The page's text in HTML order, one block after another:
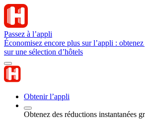
Passez à l’appli
Économisez encore plus sur l’appli :
sur une sélection d’hôtels
Obtenir l’appli
Obtenez des réductions instantanées